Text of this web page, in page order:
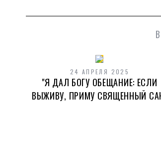
24 АПРЕЛЯ 2025
"Я ДАЛ БОГУ ОБЕЩАНИЕ: ЕСЛИ
ВЫЖИВУ, ПРИМУ СВЯЩЕННЫЙ